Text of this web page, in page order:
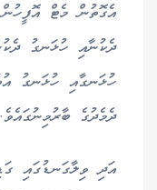
އެގޮތުން މެޓް
ދެކުނާއި ހުޅަނގު
ދެމެދުގެ ބާރުމިނުގައެވެ.